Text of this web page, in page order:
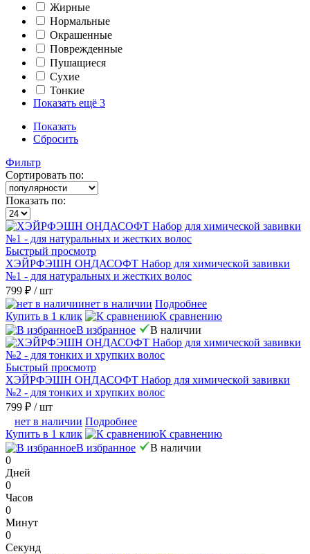
Жирные
Нормальные
Окрашенные
Поврежденные
Пушащиеся
Сухие
Тонкие
Показать ещё 3
Показать
Сбросить
Фильтр
Сортировать по:
Показать по:
Быстрый просмотр
ХЭЙРФЭШН ОНДАСОФТ Набор для химической завивки
№1 - для натуральных и жестких волос
799 ₽ / шт
нет в наличии Подробнее
Купить в 1 клик
К сравнению
В избранное
В наличии
Быстрый просмотр
ХЭЙРФЭШН ОНДАСОФТ Набор для химической завивки
№2 - для тонких и хрупких волос
799 ₽ / шт
нет в наличии Подробнее
Купить в 1 клик
К сравнению
В избранное
В наличии
0
Дней
0
Часов
0
Минут
0
Секунд